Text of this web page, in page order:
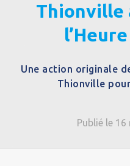
Thionville
Une action originale
Thionville
Publié le